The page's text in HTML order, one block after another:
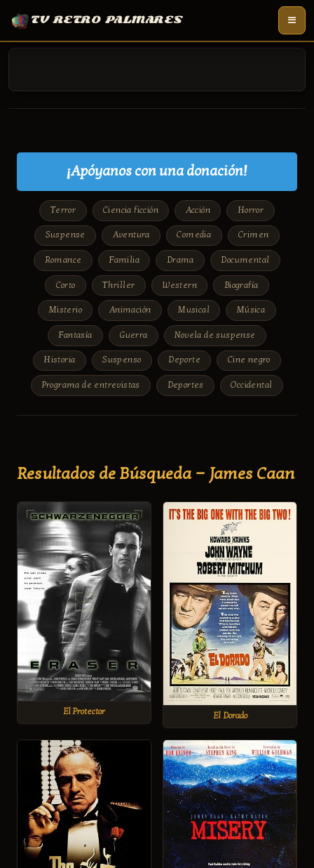
TV RETRO PALMARES
¡Apóyanos con una donación!
Terror Ciencia ficción Acción Horror
Suspense Aventura Comedia Crimen
Romance Familia Drama Documental
Corto Thriller Western Biografía
Misterio Animación Musical Música
Fantasía Guerra Novela de suspense
Historia Suspenso Deporte Cine negro
Programa de entrevistas Deportes Occidental
Resultados de Búsqueda — James Caan
El Protector El Dorado